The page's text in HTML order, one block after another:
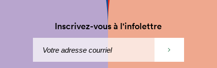
Inscrivez-vous à l'infolettre